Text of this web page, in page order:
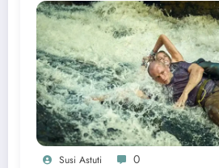
Susi Astuti 0